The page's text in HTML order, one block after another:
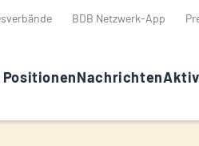
BDB Netzwerk-App
Nachrichten